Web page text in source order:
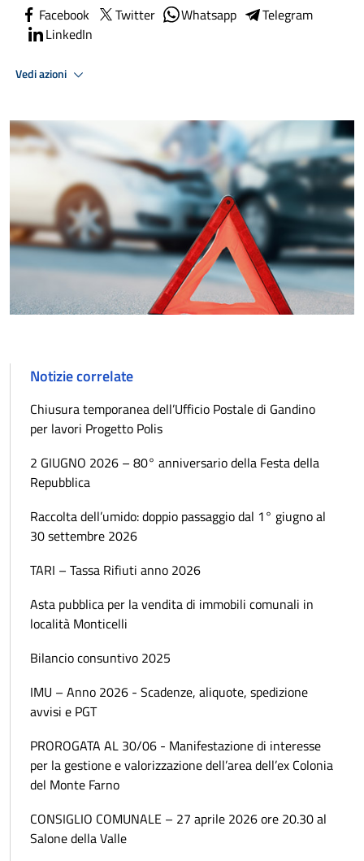
Facebook Twitter Whatsapp
Telegram
LinkedIn
Vedi azioni
Notizie correlate
Chiusura temporanea dell’Ufficio Postale di Gandino
per lavori Progetto Polis
2 GIUGNO 2026 – 80° anniversario della Festa della
Repubblica
Raccolta dell’umido: doppio passaggio dal 1° giugno al
30 settembre 2026
TARI – Tassa Rifiuti anno 2026
Asta pubblica per la vendita di immobili comunali in
località Monticelli
Bilancio consuntivo 2025
IMU – Anno 2026 - Scadenze, aliquote, spedizione
avvisi e PGT
PROROGATA AL 30/06 - Manifestazione di interesse
per la gestione e valorizzazione dell’area dell’ex Colonia
del Monte Farno
CONSIGLIO COMUNALE – 27 aprile 2026 ore 20.30 al
Salone della Valle